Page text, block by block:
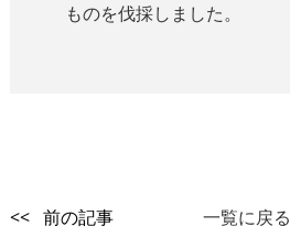
ものを伐採しました。
<< 前の記事 一覧に戻る